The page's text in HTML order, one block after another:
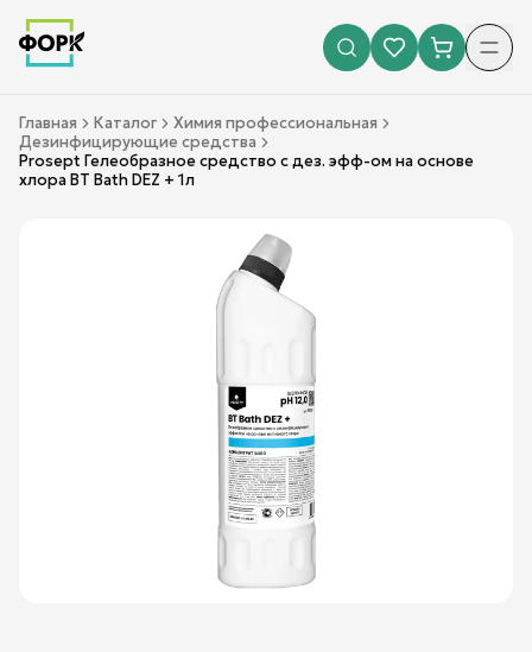
Главная Каталог
Химия профессиональная
Дезинфицирующие средства
Prosept Гелеобразное средство с дез. эфф-ом на основе
хлора BT Bath DEZ + 1л